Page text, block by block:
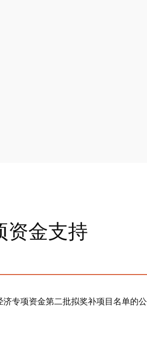
资金支持
专项资金第二批拟奖补项目名单的公